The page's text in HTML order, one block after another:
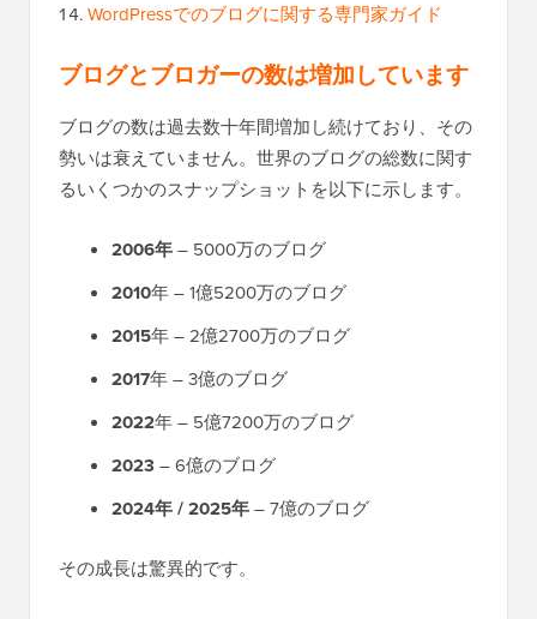
WordPressでのブログに関する専門家ガイド
ブログとブロガーの数は増加しています
ブログの数は過去数十年間増加し続けており、その
勢いは衰えていません。世界のブログの総数に関す
るいくつかのスナップショットを以下に示します。
2006年– 5000万のブログ
2010年 – 1億5200万のブログ
2015年 – 2億2700万のブログ
2017年 – 3億のブログ
2022年 – 5億7200万のブログ
2023 – 6億のブログ
2024年 / 2025年– 7億のブログ
その成長は驚異的です。